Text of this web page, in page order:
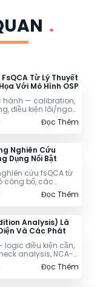
.
Từ Lý Thuyết
Với Mô Hình OSP
hành — calibration,
điều kiện lõi/ngoại
bài báo. Minh
kiện.
Đọc Thêm
Nghiên Cứu
Dụng Nổi Bật
cứu fsQCA từ
công bố, các
marketing, du
sách công. Cập
Đọc Thêm
Analysis) Là
Và Các Phát
logic điều kiện cần,
analysis, NCA-
Dành cho nghiên
Đọc Thêm